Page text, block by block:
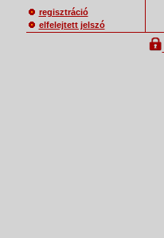
regisztráció
elfelejtett jelszó